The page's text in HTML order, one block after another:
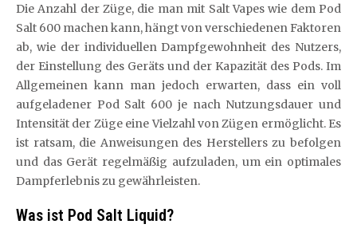
Die Anzahl der Züge, die man mit Salt Vapes wie dem Pod
Salt 600 machen kann, hängt von verschiedenen Faktoren
ab, wie der individuellen Dampfgewohnheit des Nutzers,
der Einstellung des Geräts und der Kapazität des Pods. Im
Allgemeinen kann man jedoch erwarten, dass ein voll
aufgeladener Pod Salt 600 je nach Nutzungsdauer und
Intensität der Züge eine Vielzahl von Zügen ermöglicht. Es
ist ratsam, die Anweisungen des Herstellers zu befolgen
und das Gerät regelmäßig aufzuladen, um ein optimales
Dampferlebnis zu gewährleisten.
Was ist Pod Salt Liquid?